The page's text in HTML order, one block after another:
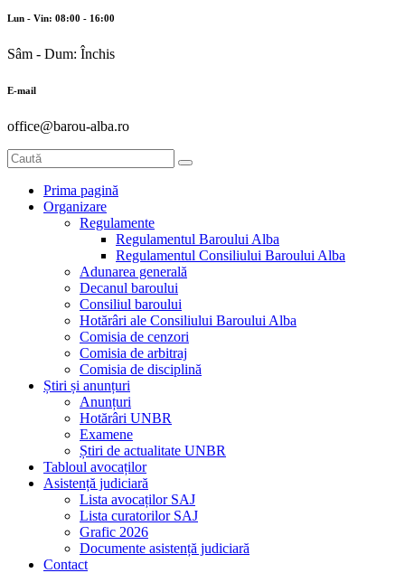
Lun - Vin: 08:00 - 16:00
Sâm - Dum: Închis
E-mail
office@barou-alba.ro
Prima pagină
Organizare
Regulamente
Regulamentul Baroului Alba
Regulamentul Consiliului Baroului Alba
Adunarea generală
Decanul baroului
Consiliul baroului
Hotărâri ale Consiliului Baroului Alba
Comisia de cenzori
Comisia de arbitraj
Comisia de disciplină
Știri și anunțuri
Anunțuri
Hotărâri UNBR
Examene
Știri de actualitate UNBR
Tabloul avocaților
Asistență judiciară
Lista avocaților SAJ
Lista curatorilor SAJ
Grafic 2026
Documente asistență judiciară
Contact